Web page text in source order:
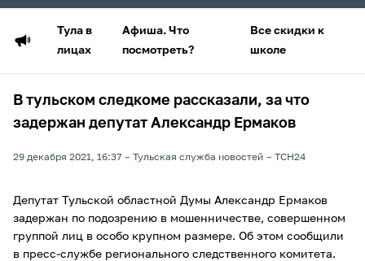
Тула в
лицах
Афиша. Что
посмотреть?
Все скидки к
школе
В тульском следкоме рассказали, за что
задержан депутат Александр Ермаков
29 декабря 2021, 16:37 Тульская служба новостей ТСН24
Депутат Тульской областной Думы Александр Ермаков
задержан по подозрению в мошенничестве, совершенном
группой лиц в особо крупном размере. Об этом сообщили
в пресс-службе регионального следственного комитета.